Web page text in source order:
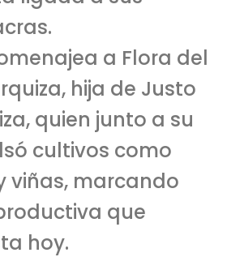
a Flora del
hija de Justo
quien junto a su
cultivos como
viñas, marcando
que
hoy.